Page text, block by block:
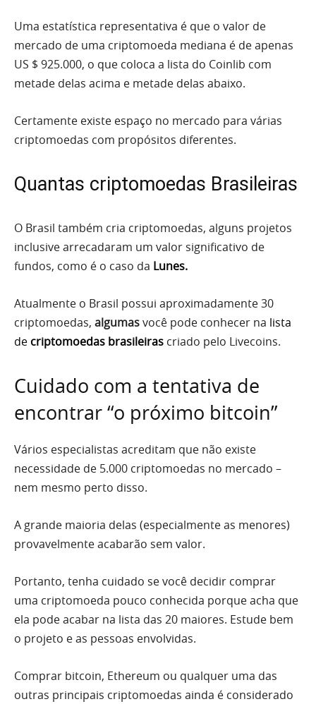
Uma estatística representativa é que o valor de
mercado de uma criptomoeda mediana é de apenas
US $ 925.000, o que coloca a lista do Coinlib com
metade delas acima e metade delas abaixo.
Certamente existe espaço no mercado para várias
criptomoedas com propósitos diferentes.
Quantas criptomoedas Brasileiras
O Brasil também cria criptomoedas, alguns projetos
inclusive arrecadaram um valor significativo de
fundos, como é o caso da Lunes.
Atualmente o Brasil possui aproximadamente 30
criptomoedas, algumasvocê pode conhecer na lista
de criptomoedas brasileiras criado pelo Livecoins.
Cuidado com a tentativa de
encontrar “o próximo bitcoin”
Vários especialistas acreditam que não existe
necessidade de 5.000 criptomoedas no mercado –
nem mesmo perto disso.
A grande maioria delas (especialmente as menores)
provavelmente acabarão sem valor.
Portanto, tenha cuidado se você decidir comprar
uma criptomoeda pouco conhecida porque acha que
ela pode acabar na lista das 20 maiores. Estude bem
o projeto e as pessoas envolvidas.
Comprar bitcoin, Ethereum ou qualquer uma das
outras principais criptomoedas ainda é considerado